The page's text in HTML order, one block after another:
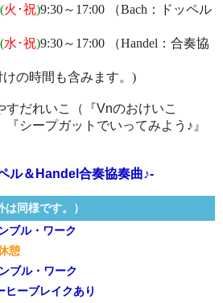
火･祝)9:30～17:00 （Bach：ドッペル
水･祝)9:30～17:00 （Handel：合奏協
の時間も含みます。)
すだれいこ（『Vnのおけいこ
『シープガットでいってみよう ♪ 』
ル＆Handel合奏協奏曲♪-
同様です。）
ル・ワーク
憩
ル・ワーク
ーブレイクあり